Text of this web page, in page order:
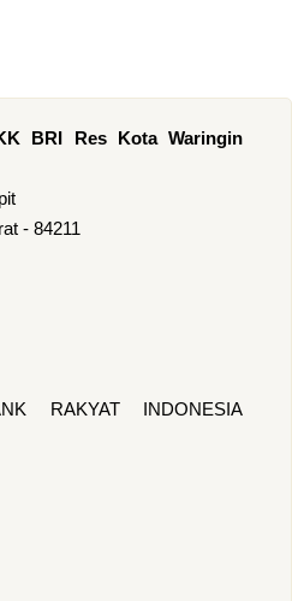
BRI Res Kota Waringin
- 84211
RAKYAT INDONESIA